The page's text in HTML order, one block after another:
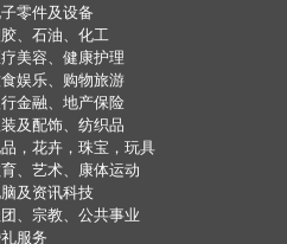
零件及设备
、石油、化工
疗美容、健康护理
娱乐、购物旅游
金融、地产保险
及配饰、纺织品
，花卉，珠宝，玩具
、艺术、康体运动
及资讯科技
、宗教、公共事业
服务